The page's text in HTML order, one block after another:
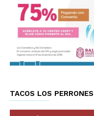
TACOS LOS PERRONES